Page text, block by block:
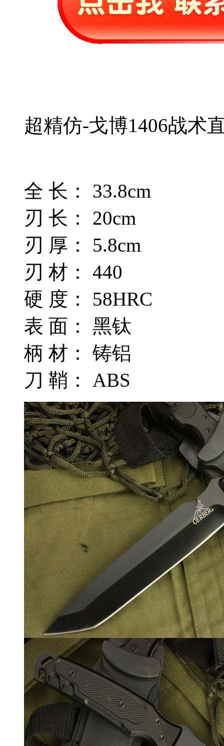
超精仿-戈博1406战术
全 长： 33.8cm
刃 长： 20cm
刃 厚： 5.8cm
刃 材： 440
硬 度： 58HRC
表 面： 黑钛
柄 材： 铸铝
刀 鞘： ABS